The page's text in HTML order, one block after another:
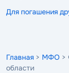
Для погашения
Главная > МФО >
области